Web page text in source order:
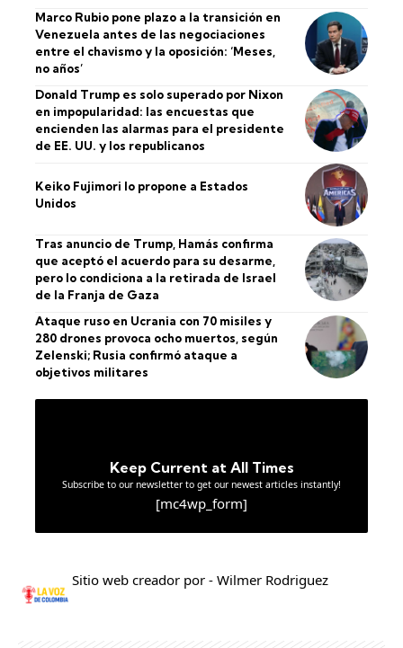
Marco Rubio pone plazo a la transición en
Venezuela antes de las negociaciones
entre el chavismo y la oposición: ‘Meses,
no años’
Donald Trump es solo superado por Nixon
en impopularidad: las encuestas que
encienden las alarmas para el presidente
de EE. UU. y los republicanos
Keiko Fujimori lo propone a Estados
Unidos
Tras anuncio de Trump, Hamás confirma
que aceptó el acuerdo para su desarme,
pero lo condiciona a la retirada de Israel
de la Franja de Gaza
Ataque ruso en Ucrania con 70 misiles y
280 drones provoca ocho muertos, según
Zelenski; Rusia confirmó ataque a
objetivos militares
Keep Current at All Times
Subscribe to our newsletter to get our newest articles instantly!
[mc4wp_form]
Sitio web creador por - Wilmer Rodriguez